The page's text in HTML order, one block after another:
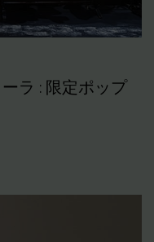
ラ : 限定ポップ